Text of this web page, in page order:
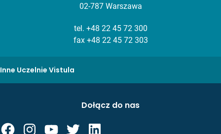
02-787 Warszawa
tel. +48 22 45 72 300
fax +48 22 45 72 303
Inne Uczelnie Vistula
Dołącz do nas